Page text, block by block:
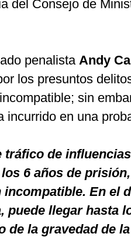
del Consejo de
penalista Andy
los presuntos
sin
incurrido en una
tráfico de
6 años de
incompatible. En el
puede llegar hasta
de la gravedad de